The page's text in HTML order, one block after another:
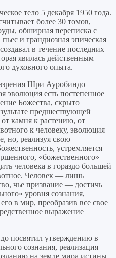
тело 5 декабря 1950 года.
более 30 томов,
обширная переписка с
и грандиозная эпическая
в течение последних
явилась действенным
духовного опыта.
Шри Ауробиндо —
эволюция есть постепенное
Божества, скрыто
предшествующей
камня к растению, от
к человеку, эволюция
но, реализуя свою
устремляется
«божественного»
человека в гораздо большей
Человек — лишь
чье призвание — достичь
уровня сознания,
в мир, преобразив все свое
выражение
посвятил утверждению в
сознания, реализация
на земле мира истины,